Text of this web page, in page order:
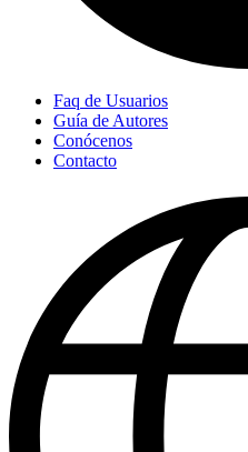
Faq de Usuarios
Guía de Autores
Conócenos
Contacto